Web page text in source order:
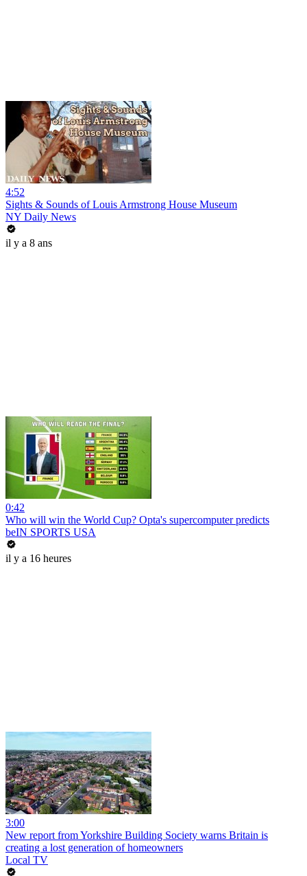
4:52
Sights & Sounds of Louis Armstrong House Museum
NY Daily News
il y a 8 ans
0:42
Who will win the World Cup? Opta's supercomputer predicts
beIN SPORTS USA
il y a 16 heures
3:00
New report from Yorkshire Building Society warns Britain is
creating a lost generation of homeowners
Local TV